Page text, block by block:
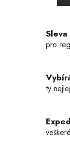
Sleva
pro
ty